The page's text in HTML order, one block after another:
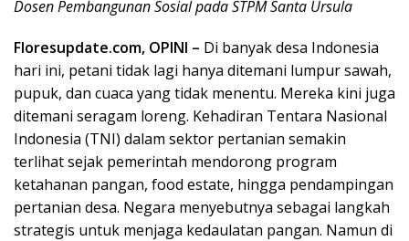
Dosen Pembangunan Sosial pada STPM Santa Ursula
Floresupdate.com, OPINI – Di banyak desa Indonesia
hari ini, petani tidak lagi hanya ditemani lumpur sawah,
pupuk, dan cuaca yang tidak menentu. Mereka kini juga
ditemani seragam loreng. Kehadiran Tentara Nasional
Indonesia (TNI) dalam sektor pertanian semakin
terlihat sejak pemerintah mendorong program
ketahanan pangan, food estate, hingga pendampingan
pertanian desa. Negara menyebutnya sebagai langkah
strategis untuk menjaga kedaulatan pangan. Namun di